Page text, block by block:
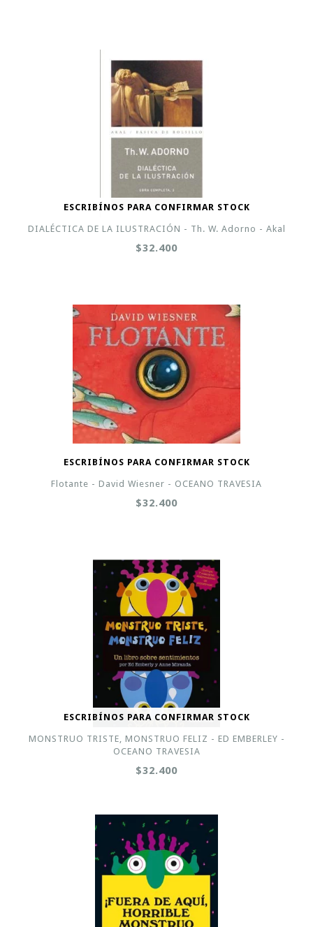
ESCRIBÍNOS PARA CONFIRMAR STOCK
DIALÉCTICA DE LA ILUSTRACIÓN - Th. W. Adorno - Akal
$32.400
ESCRIBÍNOS PARA CONFIRMAR STOCK
Flotante - David Wiesner - OCEANO TRAVESIA
$32.400
ESCRIBÍNOS PARA CONFIRMAR STOCK
MONSTRUO TRISTE, MONSTRUO FELIZ - ED EMBERLEY -
OCEANO TRAVESIA
$32.400